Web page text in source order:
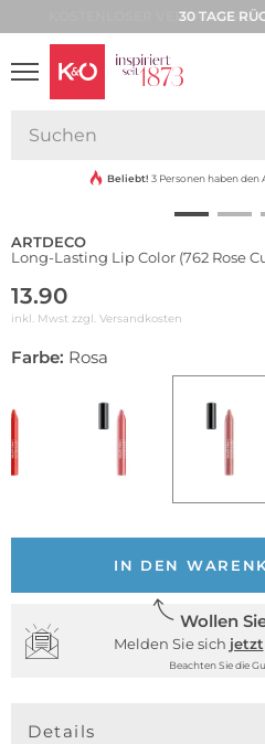
30 TAGE
VIBES
Beliebt! 3 Personen haben
ARTDECO
Long-Lasting Lip Color (762 Rose
13.90
inkl. Mwst zzgl. Versandkosten
Farbe: Rosa
IN DEN
Wollen
Melden Sie sich jetzt
Beachten Sie die
Details